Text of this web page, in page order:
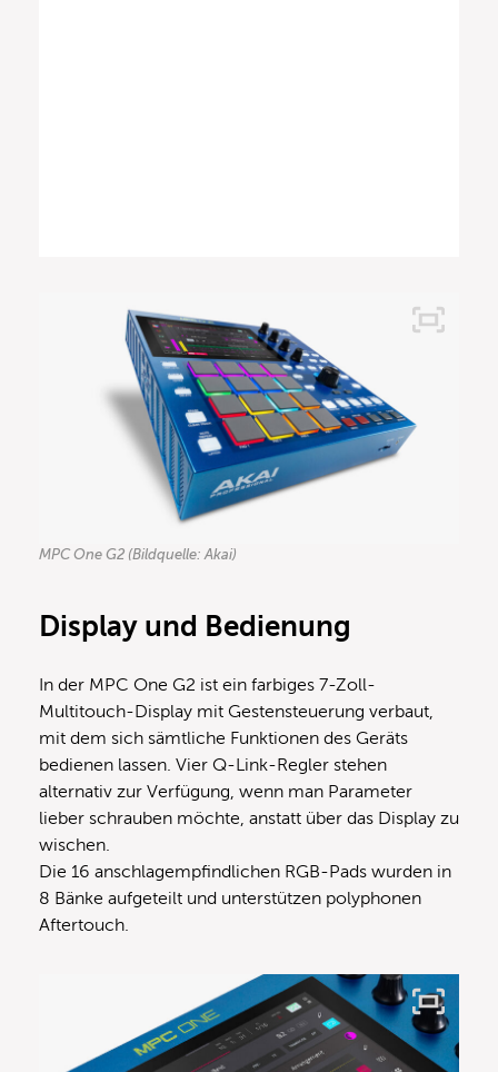
MPC One G2 (Bildquelle: Akai)
Display und Bedienung
In der MPC One G2 ist ein farbiges 7-Zoll-
Multitouch-Display mit Gestensteuerung verbaut,
mit dem sich sämtliche Funktionen des Geräts
bedienen lassen. Vier Q-Link-Regler stehen
alternativ zur Verfügung, wenn man Parameter
lieber schrauben möchte, anstatt über das Display zu
wischen.
Die 16 anschlagempfindlichen RGB-Pads wurden in
8 Bänke aufgeteilt und unterstützen polyphonen
Aftertouch.